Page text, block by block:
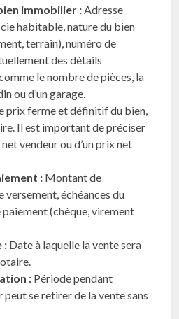
immobilier :Adresse
habitable, nature du bien
terrain), numéro de
des détails
le nombre de pièces, la
ou d’un garage.
prix ferme et définitif du bien,
Il est important de préciser
net vendeur ou d’un prix net
: Montant de
versement, échéances du
(chèque, virement
: Date à laquelle la vente sera
: Période pendant
peut se retirer de la vente sans